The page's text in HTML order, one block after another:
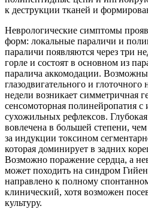
к деструкции тканей и
Неврологические симптомы
форм: локальные параличи и
параличи появляются через три
горле и состоят в основном из
паралича аккомодации.
глазодвигательного и глоточного
недели возникает симметричная
сенсомоторная полинейропатия с
сухожильных рефлексов.
вовлечена в большей степени,
за индукции токсином
которая доминирует в задних
Возможно поражение сердца, а
может походить на синдром
направлено к полному
клинический, хотя возможен
культуру.